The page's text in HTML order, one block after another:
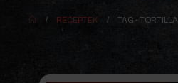
RECEPTEK TAG -TORTILLA